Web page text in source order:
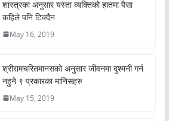
शास्त्रका अनुसार यस्ता व्यक्तिको हातमा पैसा
कहिले पनि टिक्दैन
May 16, 2019
श्रीरामचरितमानसको अनुसार जीवनमा दुश्मनी गर्न
नहुने ९ प्रकारका मानिसहरु
May 15, 2019